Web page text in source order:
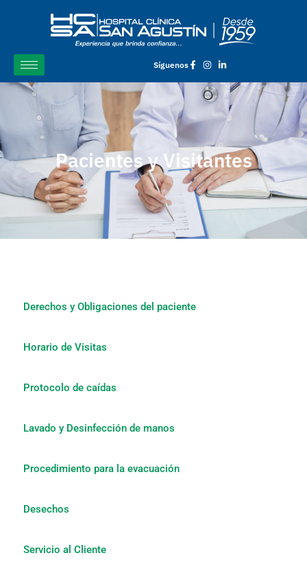
Síguenos
Pacientes y Visitantes
Derechos y Obligaciones del paciente
Horario de Visitas
Protocolo de caídas
Lavado y Desinfección de manos
Procedimiento para la evacuación
Desechos
Servicio al Cliente